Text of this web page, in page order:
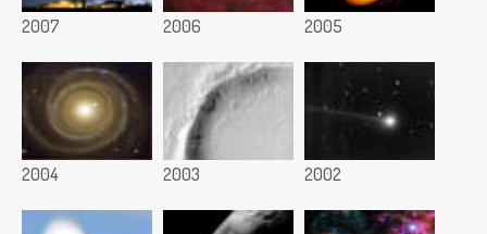
2007 2006 2005
2004 2003 2002